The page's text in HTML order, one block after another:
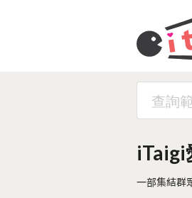
iTaigi
一部集結群